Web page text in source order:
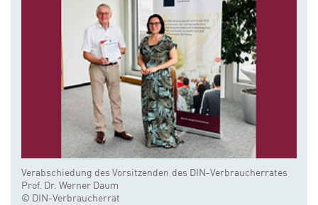
Verabschiedung des Vorsitzenden des DIN-Verbraucherrates
Prof. Dr. Werner Daum
© DIN-Verbraucherrat